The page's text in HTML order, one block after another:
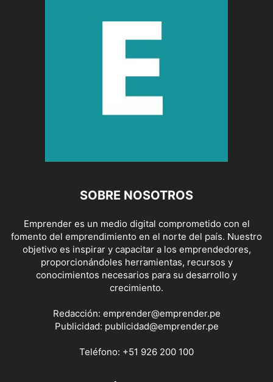
SOBRE NOSOTROS
Emprender es un medio digital comprometido con el
fomento del emprendimiento en el norte del país. Nuestro
objetivo es inspirar y capacitar a los emprendedores,
proporcionándoles herramientas, recursos y
conocimientos necesarios para su desarrollo y
crecimiento.
Redacción: emprender@emprender.pe
Publicidad: publicidad@emprender.pe
Teléfono: +51 926 200 100